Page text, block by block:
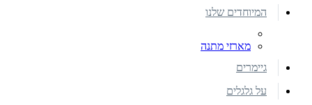
המיוחדים שלנו
מארזי מתנה
גיימרים
על גלגלים